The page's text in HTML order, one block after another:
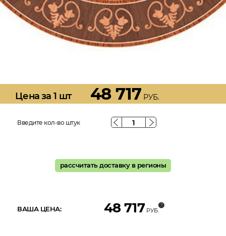
Цена за 1 шт 48 717 РУБ.
Введите кол-во штук
рассчитать доставку в регионы
ВАША ЦЕНА: 48 717 РУБ.